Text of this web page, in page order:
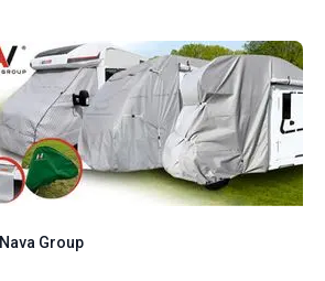
Nava Group